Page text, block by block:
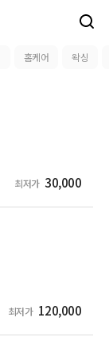
홈케어 왁싱
최저가 30,000
최저가 120,000